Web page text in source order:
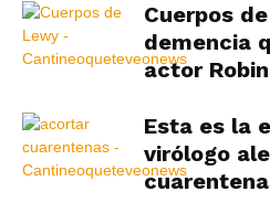
Cuerpos
demencia
actor
Esta es la
virólogo